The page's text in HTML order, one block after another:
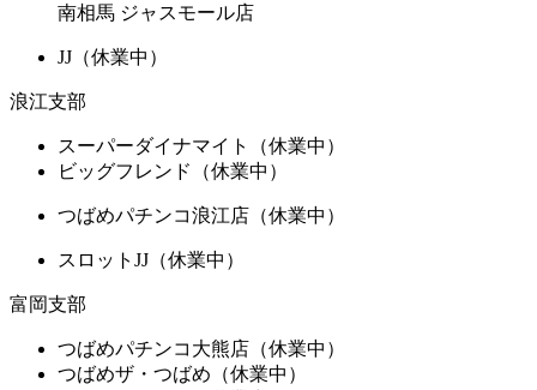
南相馬 ジャスモール店
JJ（休業中）
浪江支部
スーパーダイナマイト（休業中）
ビッグフレンド（休業中）
つばめパチンコ浪江店（休業中）
スロットJJ（休業中）
富岡支部
つばめパチンコ大熊店（休業中）
つばめザ・つばめ（休業中）